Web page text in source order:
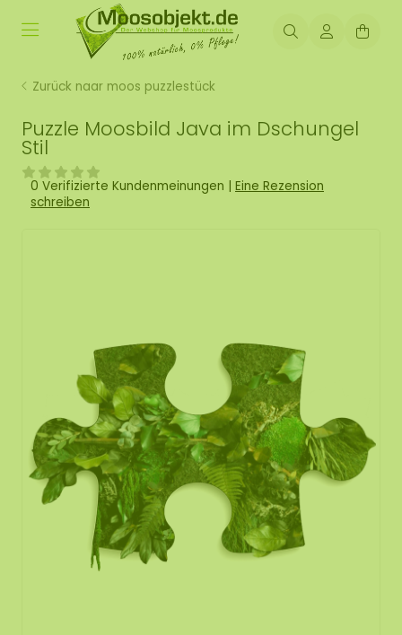
Zurück naar moos puzzlestück
Puzzle Moosbild Java im Dschungel
Stil
0 Verifizierte Kundenmeinungen | Eine Rezension
schreiben